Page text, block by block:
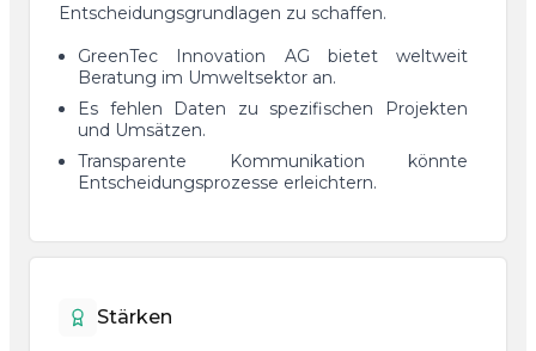
Entscheidungsgrundlagen zu schaffen.
GreenTec Innovation AG bietet weltweit
Beratung im Umweltsektor an.
Es fehlen Daten zu spezifischen Projekten
und Umsätzen.
Transparente Kommunikation könnte
Entscheidungsprozesse erleichtern.
Stärken